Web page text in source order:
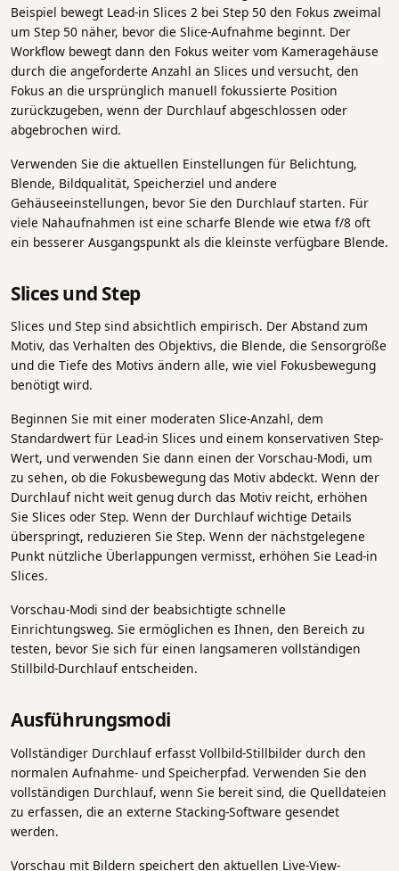
Beispiel bewegt Lead-in Slices 2 bei Step 50 den Fokus zweimal
um Step 50 näher, bevor die Slice-Aufnahme beginnt. Der
Workflow bewegt dann den Fokus weiter vom Kameragehäuse
durch die angeforderte Anzahl an Slices und versucht, den
Fokus an die ursprünglich manuell fokussierte Position
zurückzugeben, wenn der Durchlauf abgeschlossen oder
abgebrochen wird.
Verwenden Sie die aktuellen Einstellungen für Belichtung,
Blende, Bildqualität, Speicherziel und andere
Gehäuseeinstellungen, bevor Sie den Durchlauf starten. Für
viele Nahaufnahmen ist eine scharfe Blende wie etwa f/8 oft
ein besserer Ausgangspunkt als die kleinste verfügbare Blende.
Slices und Step
Slices und Step sind absichtlich empirisch. Der Abstand zum
Motiv, das Verhalten des Objektivs, die Blende, die Sensorgröße
und die Tiefe des Motivs ändern alle, wie viel Fokusbewegung
benötigt wird.
Beginnen Sie mit einer moderaten Slice-Anzahl, dem
Standardwert für Lead-in Slices und einem konservativen Step-
Wert, und verwenden Sie dann einen der Vorschau-Modi, um
zu sehen, ob die Fokusbewegung das Motiv abdeckt. Wenn der
Durchlauf nicht weit genug durch das Motiv reicht, erhöhen
Sie Slices oder Step. Wenn der Durchlauf wichtige Details
überspringt, reduzieren Sie Step. Wenn der nächstgelegene
Punkt nützliche Überlappungen vermisst, erhöhen Sie Lead-in
Slices.
Vorschau-Modi sind der beabsichtigte schnelle
Einrichtungsweg. Sie ermöglichen es Ihnen, den Bereich zu
testen, bevor Sie sich für einen langsameren vollständigen
Stillbild-Durchlauf entscheiden.
Ausführungsmodi
Vollständiger Durchlauf erfasst Vollbild-Stillbilder durch den
normalen Aufnahme- und Speicherpfad. Verwenden Sie den
vollständigen Durchlauf, wenn Sie bereit sind, die Quelldateien
zu erfassen, die an externe Stacking-Software gesendet
werden.
Vorschau mit Bildern speichert den aktuellen Live-View-